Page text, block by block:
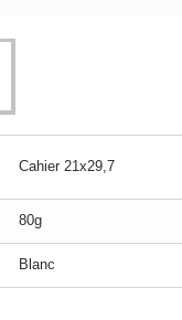
Cahier 21x29,7
80g
Blanc